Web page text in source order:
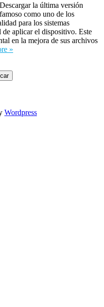
la última versión
como uno de los
para los sistemas
aplicar el dispositivo. Este
en la mejora de sus archivos
»
Wordpress